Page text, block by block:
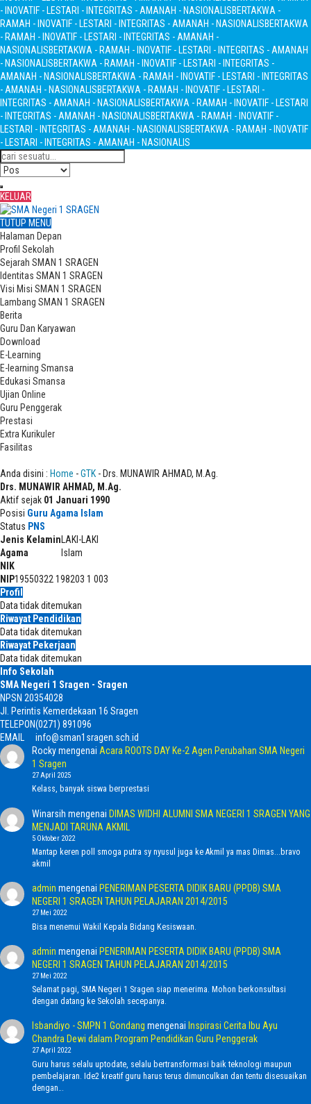
- INOVATIF - LESTARI - INTEGRITAS - AMANAH - NASIONALISBERTAKWA -
RAMAH - INOVATIF - LESTARI - INTEGRITAS - AMANAH - NASIONALISBERTAKWA
- RAMAH - INOVATIF - LESTARI - INTEGRITAS - AMANAH -
NASIONALISBERTAKWA - RAMAH - INOVATIF - LESTARI - INTEGRITAS - AMANAH
- NASIONALISBERTAKWA - RAMAH - INOVATIF - LESTARI - INTEGRITAS -
AMANAH - NASIONALISBERTAKWA - RAMAH - INOVATIF - LESTARI - INTEGRITAS
- AMANAH - NASIONALISBERTAKWA - RAMAH - INOVATIF - LESTARI -
INTEGRITAS - AMANAH - NASIONALISBERTAKWA - RAMAH - INOVATIF - LESTARI
- INTEGRITAS - AMANAH - NASIONALISBERTAKWA - RAMAH - INOVATIF -
LESTARI - INTEGRITAS - AMANAH - NASIONALISBERTAKWA - RAMAH - INOVATIF
- LESTARI - INTEGRITAS - AMANAH - NASIONALIS
KELUAR
TUTUP MENU
Halaman Depan
Profil Sekolah
Sejarah SMAN 1 SRAGEN
Identitas SMAN 1 SRAGEN
Visi Misi SMAN 1 SRAGEN
Lambang SMAN 1 SRAGEN
Berita
Guru Dan Karyawan
Download
E-Learning
E-learning Smansa
Edukasi Smansa
Ujian Online
Guru Penggerak
Prestasi
Extra Kurikuler
Fasilitas
Anda disini : Home -GTK - Drs. MUNAWIR AHMAD, M.Ag.
Drs. MUNAWIR AHMAD, M.Ag.
Aktif sejak 01 Januari 1990
Posisi Guru Agama Islam
Status PNS
Jenis Kelamin LAKI-LAKI
Agama
Islam
NIK
NIP19550322 198203 1 003
Profil
Data tidak ditemukan
Riwayat Pendidikan
Data tidak ditemukan
Riwayat Pekerjaan
Data tidak ditemukan
Info Sekolah
SMA Negeri 1 Sragen - Sragen
NPSN 20354028
Jl. Perintis Kemerdekaan 16 Sragen
TELEPON(0271) 891096
EMAIL
info@sman1sragen.sch.id
Rockymengenai Acara ROOTS DAY Ke-2 Agen Perubahan SMA Negeri
1 Sragen
27 April 2025
Kelass, banyak siswa berprestasi
Winarsih mengenai DIMAS WIDHI ALUMNI SMA NEGERI 1 SRAGEN YANG
MENJADI TARUNA AKMIL
5 Oktober 2022
Mantap keren poll smoga putra sy nyusul juga ke Akmil ya mas Dimas...bravo
akmil
admin mengenai PENERIMAN PESERTA DIDIK BARU (PPDB) SMA
NEGERI 1 SRAGEN TAHUN PELAJARAN 2014/2015
27 Mei 2022
Bisa menemui Wakil Kepala Bidang Kesiswaan.
admin mengenai PENERIMAN PESERTA DIDIK BARU (PPDB) SMA
NEGERI 1 SRAGEN TAHUN PELAJARAN 2014/2015
27 Mei 2022
Selamat pagi, SMA Negeri 1 Sragen siap menerima. Mohon berkonsultasi
dengan datang ke Sekolah secepanya.
Isbandiyo - SMPN 1 Gondang mengenai Inspirasi Cerita Ibu Ayu
Chandra Dewi dalam Program Pendidikan Guru Penggerak
27 April 2022
Guru harus selalu uptodate, selalu bertransformasi baik teknologi maupun
pembelajaran. Ide2 kreatif guru harus terus dimunculkan dan tentu disesuaikan
dengan…